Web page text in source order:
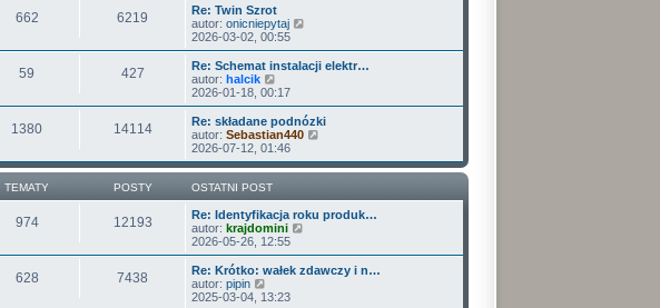
p
o
s
t
o
w
s
z
y
p
o
s
t
n
a
j
o
s
z
y
p
o
s
i
e
n
a
j
o
w
s
z
s
t
662 6219
Re: Twin Szrot
autor: onicniepytaj
ś
w
l
n
a
n
s
z
s
2026-03-02, 00:55
59 427
Re: Schemat instalacji elektr…
autor: halcik
y
ś
w
i
e
l
a
j
n
o
s
z
y
p
2026-01-18, 00:17
1380 14114
Re: składane podnózki
autor: Sebastian440
ś
w
e
t
a
j
2026-07-12, 01:46
TEMATY POSTY OSTATNI POST
974 12193
Re: Identyfikacja roku produk…
autor: krajdomini
ś
w
2026-05-26, 12:55
628 7438
Re: Krótko: wałek zdawczy i n…
autor: pipin
y
2025-03-04, 13:23